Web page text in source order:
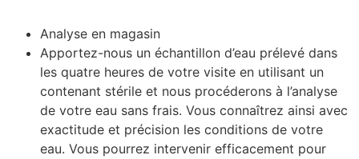
Analyse en magasin
Apportez-nous un échantillon d’eau prélevé dans
les quatre heures de votre visite en utilisant un
contenant stérile et nous procéderons à l’analyse
de votre eau sans frais. Vous connaîtrez ainsi avec
exactitude et précision les conditions de votre
eau. Vous pourrez intervenir efficacement pour